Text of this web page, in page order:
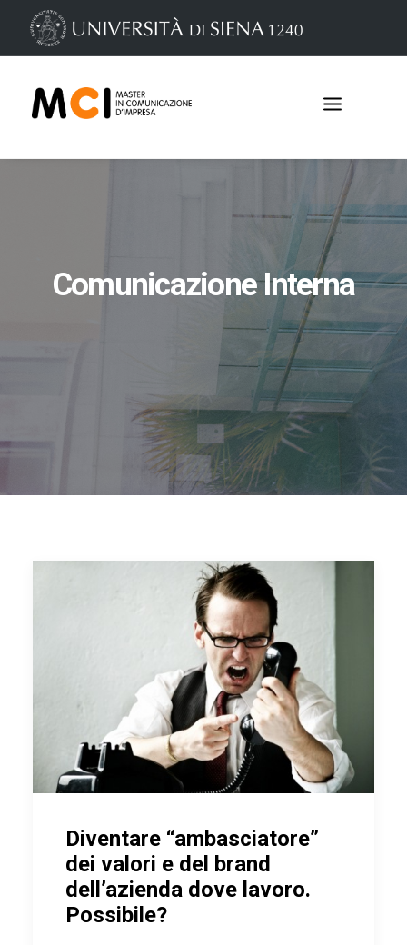
Iscrizioni
Comunicazione Interna
Diventare “ambasciatore”
dei valori e del brand
dell’azienda dove lavoro.
Possibile?